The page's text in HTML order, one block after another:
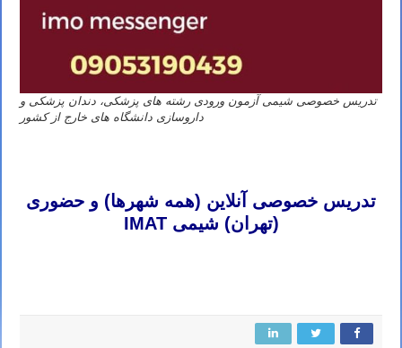
تدریس خصوصی شیمی آزمون ورودی رشته های پزشکی، دندان پزشکی و
داروسازی دانشگاه های خارج از کشور
تدریس خصوصی آنلاین (همه شهرها) و حضوری
(تهران) شیمی IMAT